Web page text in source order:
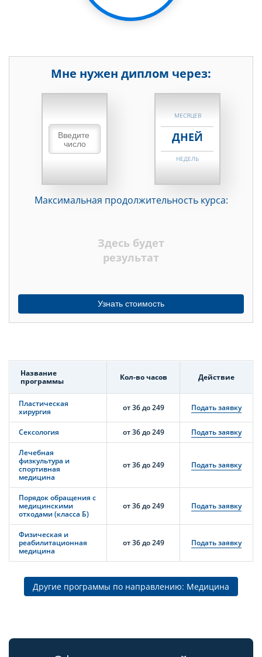
Мне нужен диплом через:
НЕДЕЛЬ
МЕСЯЦЕВ
ДНЕЙ
НЕДЕЛЬ
ДНЕЙ
Максимальная продолжительность курса:
Здесь будет
результат
Узнать стоимость
Название
программы
Кол-во часов Действие
Пластическая
хирургия
от 36 до 249 Подать заявку
Сексология от 36 до 249 Подать заявку
Лечебная
физкультура и
спортивная
медицина
от 36 до 249 Подать заявку
Порядок обращения с
медицинскими
отходами (класса Б)
от 36 до 249 Подать заявку
Физическая и
реабилитационная
медицина
от 36 до 249 Подать заявку
Другие программы по направлению: Медицина